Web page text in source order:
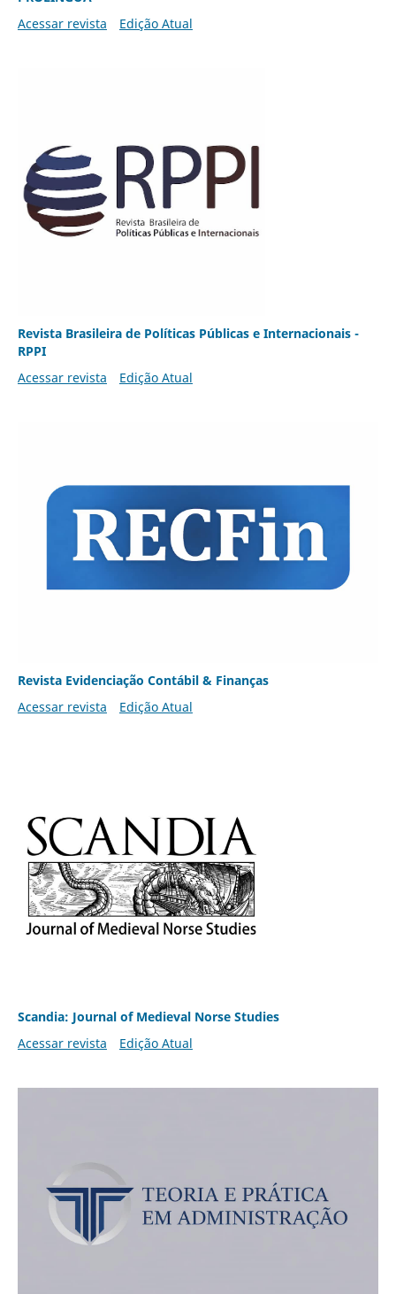
Acessar revista
Edição Atual
Revista Brasileira de Políticas Públicas e Internacionais -
RPPI
Acessar revista
Edição Atual
Revista Evidenciação Contábil & Finanças
Acessar revista
Edição Atual
Scandia: Journal of Medieval Norse Studies
Acessar revista
Edição Atual